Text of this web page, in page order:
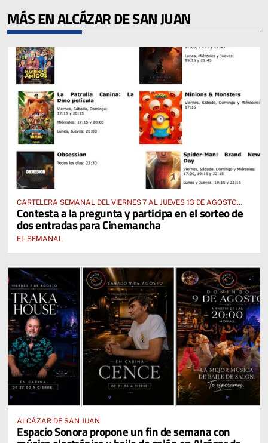
MÁS EN ALCÁZAR DE SAN JUAN
CARTELERA SEMANAL DEL VIERNES 7 AL JUEVES 13 DE AGOSTO
2026
Contesta a la pregunta y participa en el sorteo de
dos entradas para Cinemancha
EL SEMANAL
ALCÁZAR DE SAN JUAN
Espacio Sonora propone un fin de semana con